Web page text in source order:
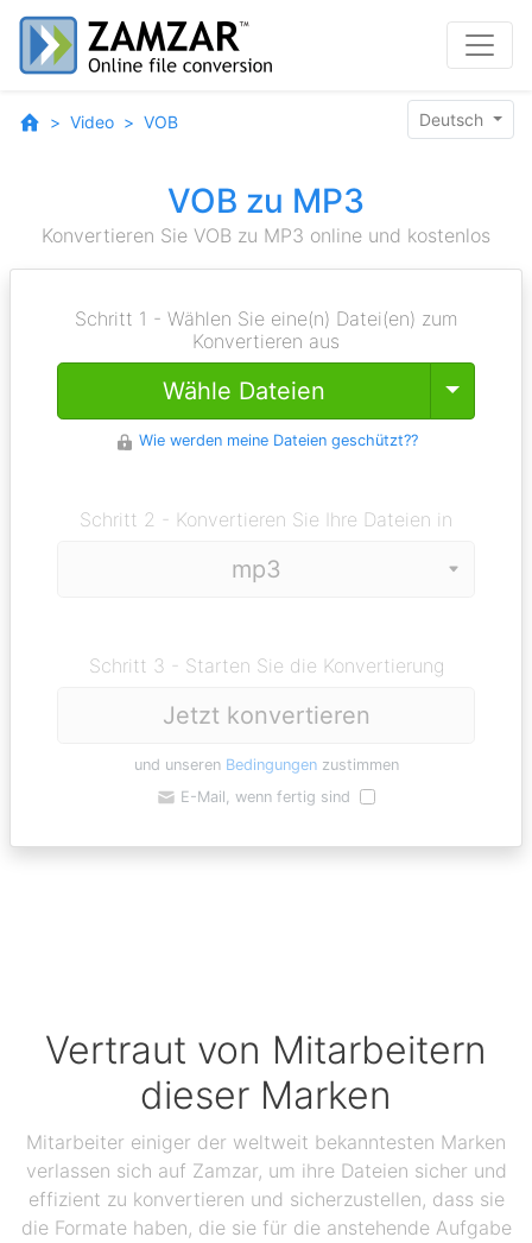
Video VOB Deutsch
VOB zu MP3
Konvertieren Sie VOB zu MP3 online und kostenlos
Schritt 1 - Wählen Sie eine(n) Datei(en) zum
Konvertieren aus
Wähle Dateien Toggle
Wie werden meine Dateien geschützt??
Schritt 2 - Konvertieren Sie Ihre Dateien in
Schritt 3 - Starten Sie die Konvertierung
Jetzt konvertieren
und unseren Bedingungenzustimmen
E-Mail, wenn fertig sind
Vertraut von Mitarbeitern
dieser Marken
Mitarbeiter einiger der weltweit bekanntesten Marken
verlassen sich auf Zamzar, um ihre Dateien sicher und
effizient zu konvertieren und sicherzustellen, dass sie
die Formate haben, die sie für die anstehende Aufgabe